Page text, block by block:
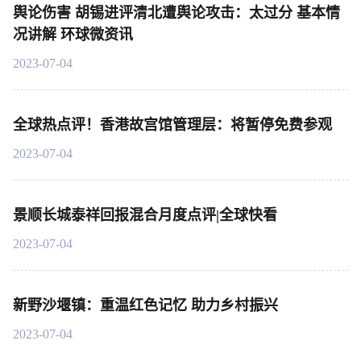
舆论伤害 胡锡进评清北遭舆论攻击：太过分 基本情
况讲解 环球微资讯
2023-07-04
全球热点评！香港故宫馆管理层：将暂停免费参观
2023-07-04
景顺长城泰祥回报混合月度点评|全球快看
2023-07-04
新野沙堰镇：重温红色记忆 助力乡村振兴
2023-07-04